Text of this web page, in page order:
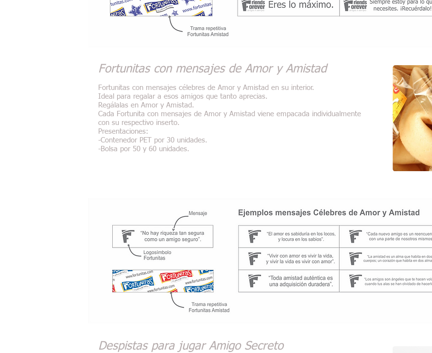
Fortunitas con mensajes de Amor y Amistad
Fortunitas con mensajes célebres de Amor y Amistad en su interior.
Ideal para regalar a esos amigos que tanto aprecias.
Regálalas en Amor y Amistad.
Cada Fortunita con mensajes de Amor y Amistad viene empacada individualmente
con su respectivo inserto.
Presentaciones:
-Contenedor PET por 30 unidades.
-Bolsa por 50 y 60 unidades.
Despistas para jugar Amigo Secreto